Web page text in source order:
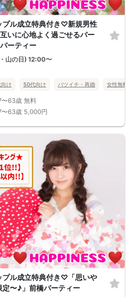
ル成立特典付き♡新規男性
いに心地よく過ごせるパー
ーティー
山の日) 12:00〜
け 50代向け バツイチ・再婚 女性無料
〜63歳 無料
〜63歳 5,000円
ル成立特典付き♡「思いや
定〜♪」前橋パーティー